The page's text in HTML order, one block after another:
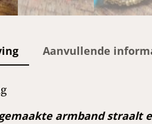
Aanvullende
armband straalt